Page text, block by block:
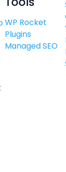
WP Rocket
Plugins
Managed SEO